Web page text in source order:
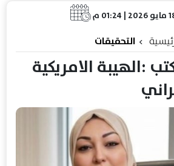
التحقيقات
:الهيبة الامريكية